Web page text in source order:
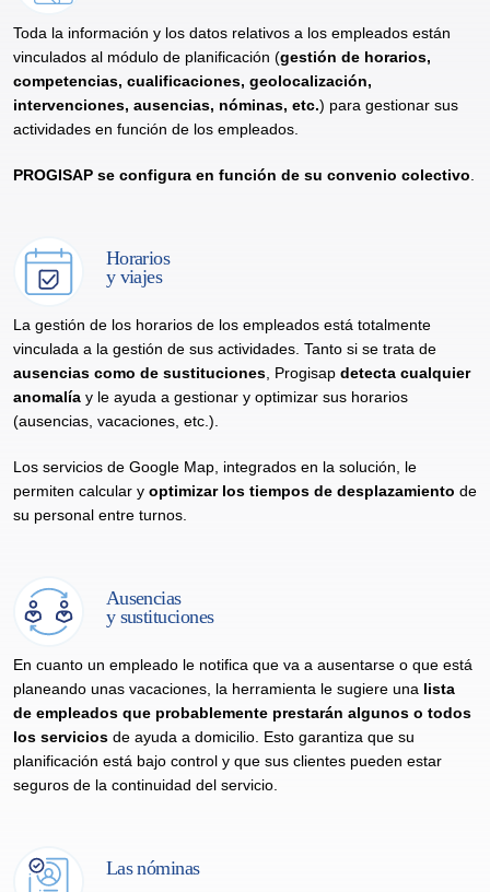
Toda la información y los datos relativos a los empleados están
vinculados al módulo de planificación (gestión de horarios,
competencias, cualificaciones, geolocalización,
intervenciones, ausencias, nóminas, etc.) para gestionar sus
actividades en función de los empleados.
PROGISAP se configura en función de su convenio colectivo.
Horarios
y viajes
La gestión de los horarios de los empleados está totalmente
vinculada a la gestión de sus actividades. Tanto si se trata de
ausencias como de sustituciones, Progisap detecta cualquier
anomalíay le ayuda a gestionar y optimizar sus horarios
(ausencias, vacaciones, etc.).
Los servicios de Google Map, integrados en la solución, le
permiten calcular y optimizar los tiempos de desplazamiento de
su personal entre turnos.
Ausencias
y sustituciones
En cuanto un empleado le notifica que va a ausentarse o que está
planeando unas vacaciones, la herramienta le sugiere unalista
de empleados que probablemente prestarán algunos o todos
los serviciosde ayuda a domicilio. Esto garantiza que su
planificación está bajo control y que sus clientes pueden estar
seguros de la continuidad del servicio.
Las nóminas